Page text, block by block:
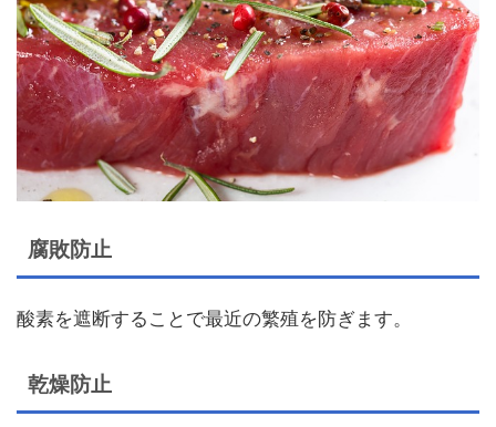
腐敗防止
酸素を遮断することで最近の繁殖を防ぎます。
乾燥防止